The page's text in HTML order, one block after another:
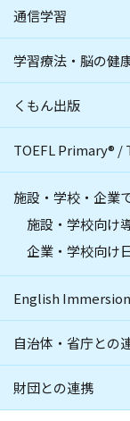
通信学習
学習療法・脳の健
くもん出版
TOEFL Primary® /
施設・学校・企業
施設・学校向け
企業・学校向け
English
自治体・省庁との
財団との連携